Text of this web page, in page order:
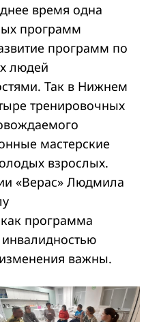
время одна
программ
программ по
людей
Так в Нижнем
тренировочных
мастерские
взрослых.
«Верас» Людмила
программа
важны.